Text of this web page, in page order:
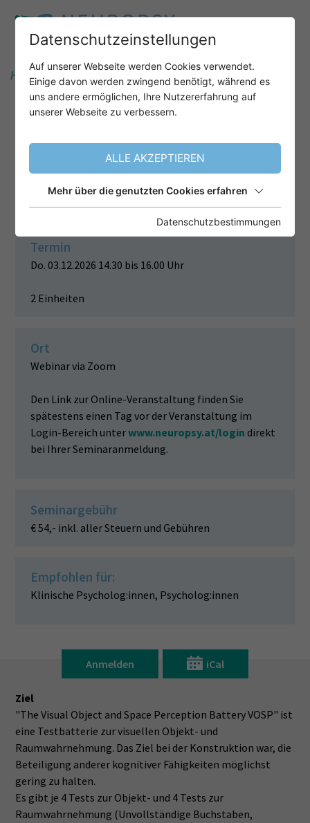
Home Unser Angebot After-Work-Webinare
NEUROPSYCHOLOGISCHE
DIAGNOSTIK KURZ & KNACKIG! –
THE VISUAL OBJECT AND SPACE
PERCEPTION BATTERY VOSP
Termin
Do. 03.12.2026 14.30 bis 16.00 Uhr
2 Einheiten
Ort
Webinar via Zoom
Den Link zur Online-Veranstaltung finden Sie
spätestens einen Tag vor der Veranstaltung im
Login-Bereich unterwww.neuropsy.at/login direkt
bei Ihrer Seminaranmeldung.
Seminargebühr
€ 54,- inkl. aller Steuern und Gebühren
Empfohlen für:
Klinische Psycholog:innen, Psycholog:innen
Anmelden iCal
Ziel
"The Visual Object and Space Perception Battery VOSP" ist
eine Testbatterie zur visuellen Objekt- und
Raumwahrnehmung. Das Ziel bei der Konstruktion war, die
Beteiligung anderer kognitiver Fähigkeiten möglichst
gering zu halten.
Es gibt je 4 Tests zur Objekt- und 4 Tests zur
Raumwahrnehmung (Unvollständige Buchstaben,
Datenschutzeinstellungen
Auf unserer Webseite werden Cookies verwendet.
Einige davon werden zwingend benötigt, während es
uns andere ermöglichen, Ihre Nutzererfahrung auf
unserer Webseite zu verbessern.
ALLE AKZEPTIEREN
Mehr über die genutzten Cookies erfahren
Datenschutzbestimmungen